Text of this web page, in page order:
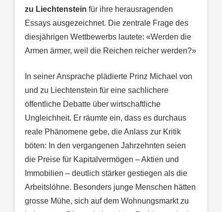
zu Liechtenstein für ihre herausragenden
Essays ausgezeichnet. Die zentrale Frage des
diesjährigen Wettbewerbs lautete: «Werden die
Armen ärmer, weil die Reichen reicher werden?»
In seiner Ansprache plädierte Prinz Michael von
und zu Liechtenstein für eine sachlichere
öffentliche Debatte über wirtschaftliche
Ungleichheit. Er räumte ein, dass es durchaus
reale Phänomene gebe, die Anlass zur Kritik
böten: In den vergangenen Jahrzehnten seien
die Preise für Kapitalvermögen – Aktien und
Immobilien – deutlich stärker gestiegen als die
Arbeitslöhne. Besonders junge Menschen hätten
grosse Mühe, sich auf dem Wohnungsmarkt zu